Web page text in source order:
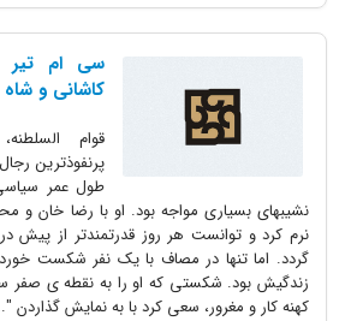
سی ام تیر و
کاشانی و شاه
قوام
پرنفوذترین
طول عمر سیاسی
نشیبهای بسیاری مواجه بود. او با رضا خان و
نرم کرد و توانست هر روز قدرتمندتر از پیش
گردد. اما تنها در مصاف با یک نفر شکست خورد
زندگیش بود. شکستی که او را به نقطه ی صفر
کهنه کار و مغرور، سعی کرد با به نمایش گذاردن "...